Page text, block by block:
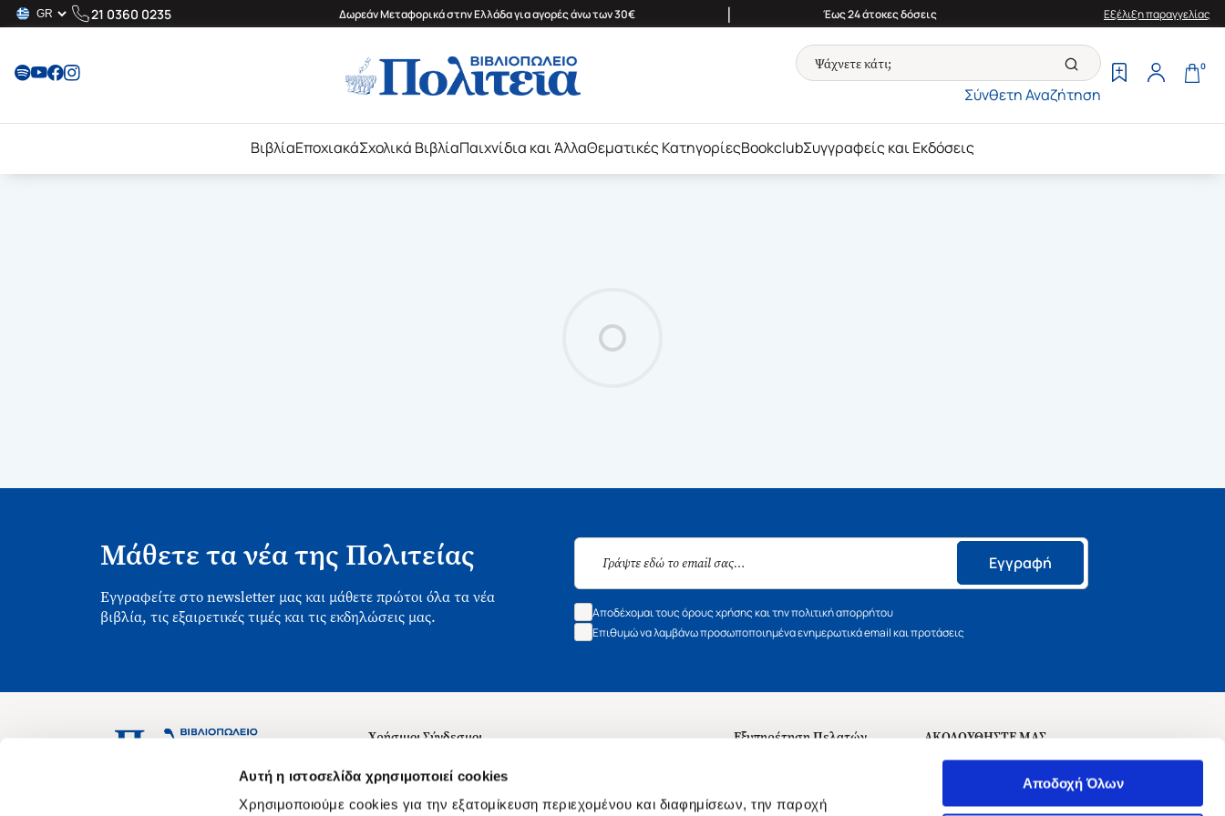
Αυτή η ιστοσελίδα χρησιμοποιεί cookies
Χρησιμοποιούμε cookies για την εξατομίκευση περιεχομένου και διαφημίσεων, την παροχή
Αποδοχή Όλων
21 0360 0235 Δωρεάν Μεταφορικά στην Ελλάδα για αγορές άνω των 30€ | Έως 24 άτοκες δόσεις Εξέλιξη παραγγελίας
Σύνθετη Αναζήτηση
0
ΒιβλίαΕποχιακάΣχολικά ΒιβλίαΠαιχνίδια και ΆλλαΘεματικές ΚατηγορίεςBookclubΣυγγραφείς και Εκδόσεις
Μάθετε τα νέα της Πολιτείας
Εγγραφείτε στο newsletter μας και μάθετε πρώτοι όλα τα νέα
βιβλία, τις εξαιρετικές τιμές και τις εκδηλώσεις μας.
Εγγραφή
Αποδέχομαι τους όρους χρήσης και την πολιτική απορρήτου
Επιθυμώ να λαμβάνω προσωποποιημένα ενημερωτικά email και προτάσεις
Ασκληπιού 1-3, Αθήνα 106 79
Χρήσιμοι Σύνδεσμοι
Σχετικά με εμάς
Θέσεις Εργασίας
Εξυπηρέτηση Πελατών
ΑΚΟΛΟΥΘΗΣΤΕ ΜΑΣ